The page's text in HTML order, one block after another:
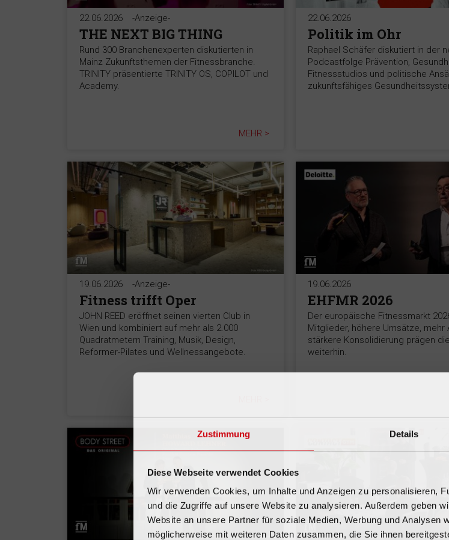
Zustimmung Details
Diese Webseite verwendet Cookies
Wir verwenden Cookies, um Inhalte und Anzeigen zu personalisieren,
und die Zugriffe auf unsere Website zu analysieren. Außerdem geben
Website an unsere Partner für soziale Medien, Werbung und Analysen
möglicherweise mit weiteren Daten zusammen, die Sie ihnen
22.06.2026 -Anzeige-
THE NEXT BIG THING
Rund 300 Branchenexperten diskutierten in
Mainz Zukunftsthemen der Fitnessbranche.
TRINITY präsentierte TRINITY OS, COPILOT und
Academy.
MEHR >
22.06.2026
Politik im Ohr
Raphael Schäfer diskutiert in der
Podcastfolge Prävention,
Fitnessstudios und politische
zukunftsfähiges
19.06.2026 -Anzeige-
Fitness trifft Oper
JOHN REED eröffnet seinen vierten Club in
Wien und kombiniert auf mehr als 2.000
Quadratmetern Training, Musik, Design,
Reformer-Pilates und Wellnessangebote.
19.06.2026
EHFMR 2026
Der europäische Fitnessmarkt
Mitglieder, höhere Umsätze, mehr
stärkere Konsolidierung prägen
weiterhin.